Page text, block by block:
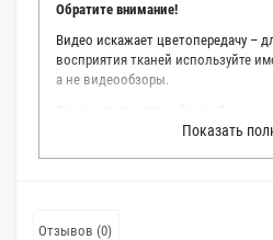
Обратите внимание!
Видео искажает цветопередачу –
восприятия тканей используйте
а не видеообзоры.
Мы делаем все возможное, чтобы
ткани из нашего каталога. Мы
Показать
Отзывов (0)